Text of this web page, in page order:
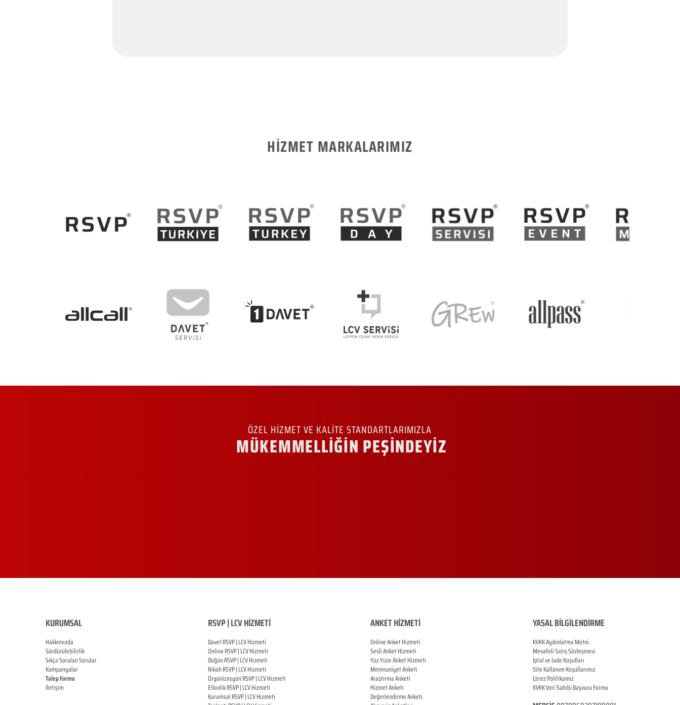
HİZMET MARKALARIMIZ
ÖZEL HİZMET VE KALİTE STANDARTLARIMIZLA
MÜKEMMELLİĞİN PEŞİNDEYİZ
KURUMSAL
Hakkımızda
Sürdürülebilirlik
Sıkça Sorulan Sorular
Kampanyalar
Talep Formu
İletişim
RSVP | LCV HİZMETİ
Davet RSVP | LCV Hizmeti
OnlineRSVP |LCV Hizmeti
DüğünRSVP |LCV Hizmeti
NikahRSVP |LCV Hizmeti
OrganizasyonRSVP |LCV Hizmeti
EtkinlikRSVP |LCV Hizmeti
KurumsalRSVP |LCV Hizmeti
ANKET HİZMETİ
Online Anket Hizmeti
Sesli Anket Hizmeti
Yüz Yüze Anket Hizmeti
Memnuniyet Anketi
Araştırma Anketi
Hizmet Anketi
Değerlendirme Anketi
YASAL BİLGİLENDİRME
KVKK Aydınlatma Metni
Mesafeli Satış Sözleşmesi
İptal ve İade Koşulları
Site Kullanım Koşullarımız
Çerez Politikamız
KVKK Veri Sahibi Başvuru Formu